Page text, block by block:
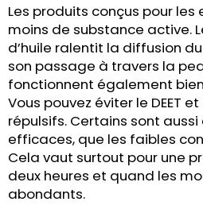
Les produits conçus pour
moins de substance active.
d’huile ralentit la diffusion
son passage à travers la
fonctionnent également
Vous pouvez éviter le DEET
répulsifs. Certains sont
efficaces, que les faibles
Cela vaut surtout pour une
deux heures et quand les
abondants.